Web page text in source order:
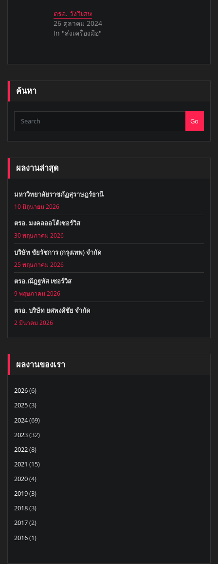
ตรอ. วังวิเศษ
26 ตุลาคม 2024
In "ส่งเครื่องมือ"
ค้นหา
Go
ผลงานล่าสุด
มหาวิทยาลัยราชภัฏสุราษฎร์ธานี
10 มิถุนายน 2026
ตรอ. มงคลออโต้เซอร์วิส
30 พฤษภาคม 2026
บริษัท ชัยรัชการ (กรุงเทพ) จำกัด
25 พฤษภาคม 2026
ตรอ.ณัฎฐพัส เซอร์วิส
9 พฤษภาคม 2026
ตรอ. บริษัท ยศพงศ์ชัย จำกัด
2 มีนาคม 2026
ผลงานของเรา
2026(6)
2025(3)
2024(69)
2023(32)
2022(8)
2021 (15)
2020(4)
2019(3)
2018(3)
2017(2)
2016(1)